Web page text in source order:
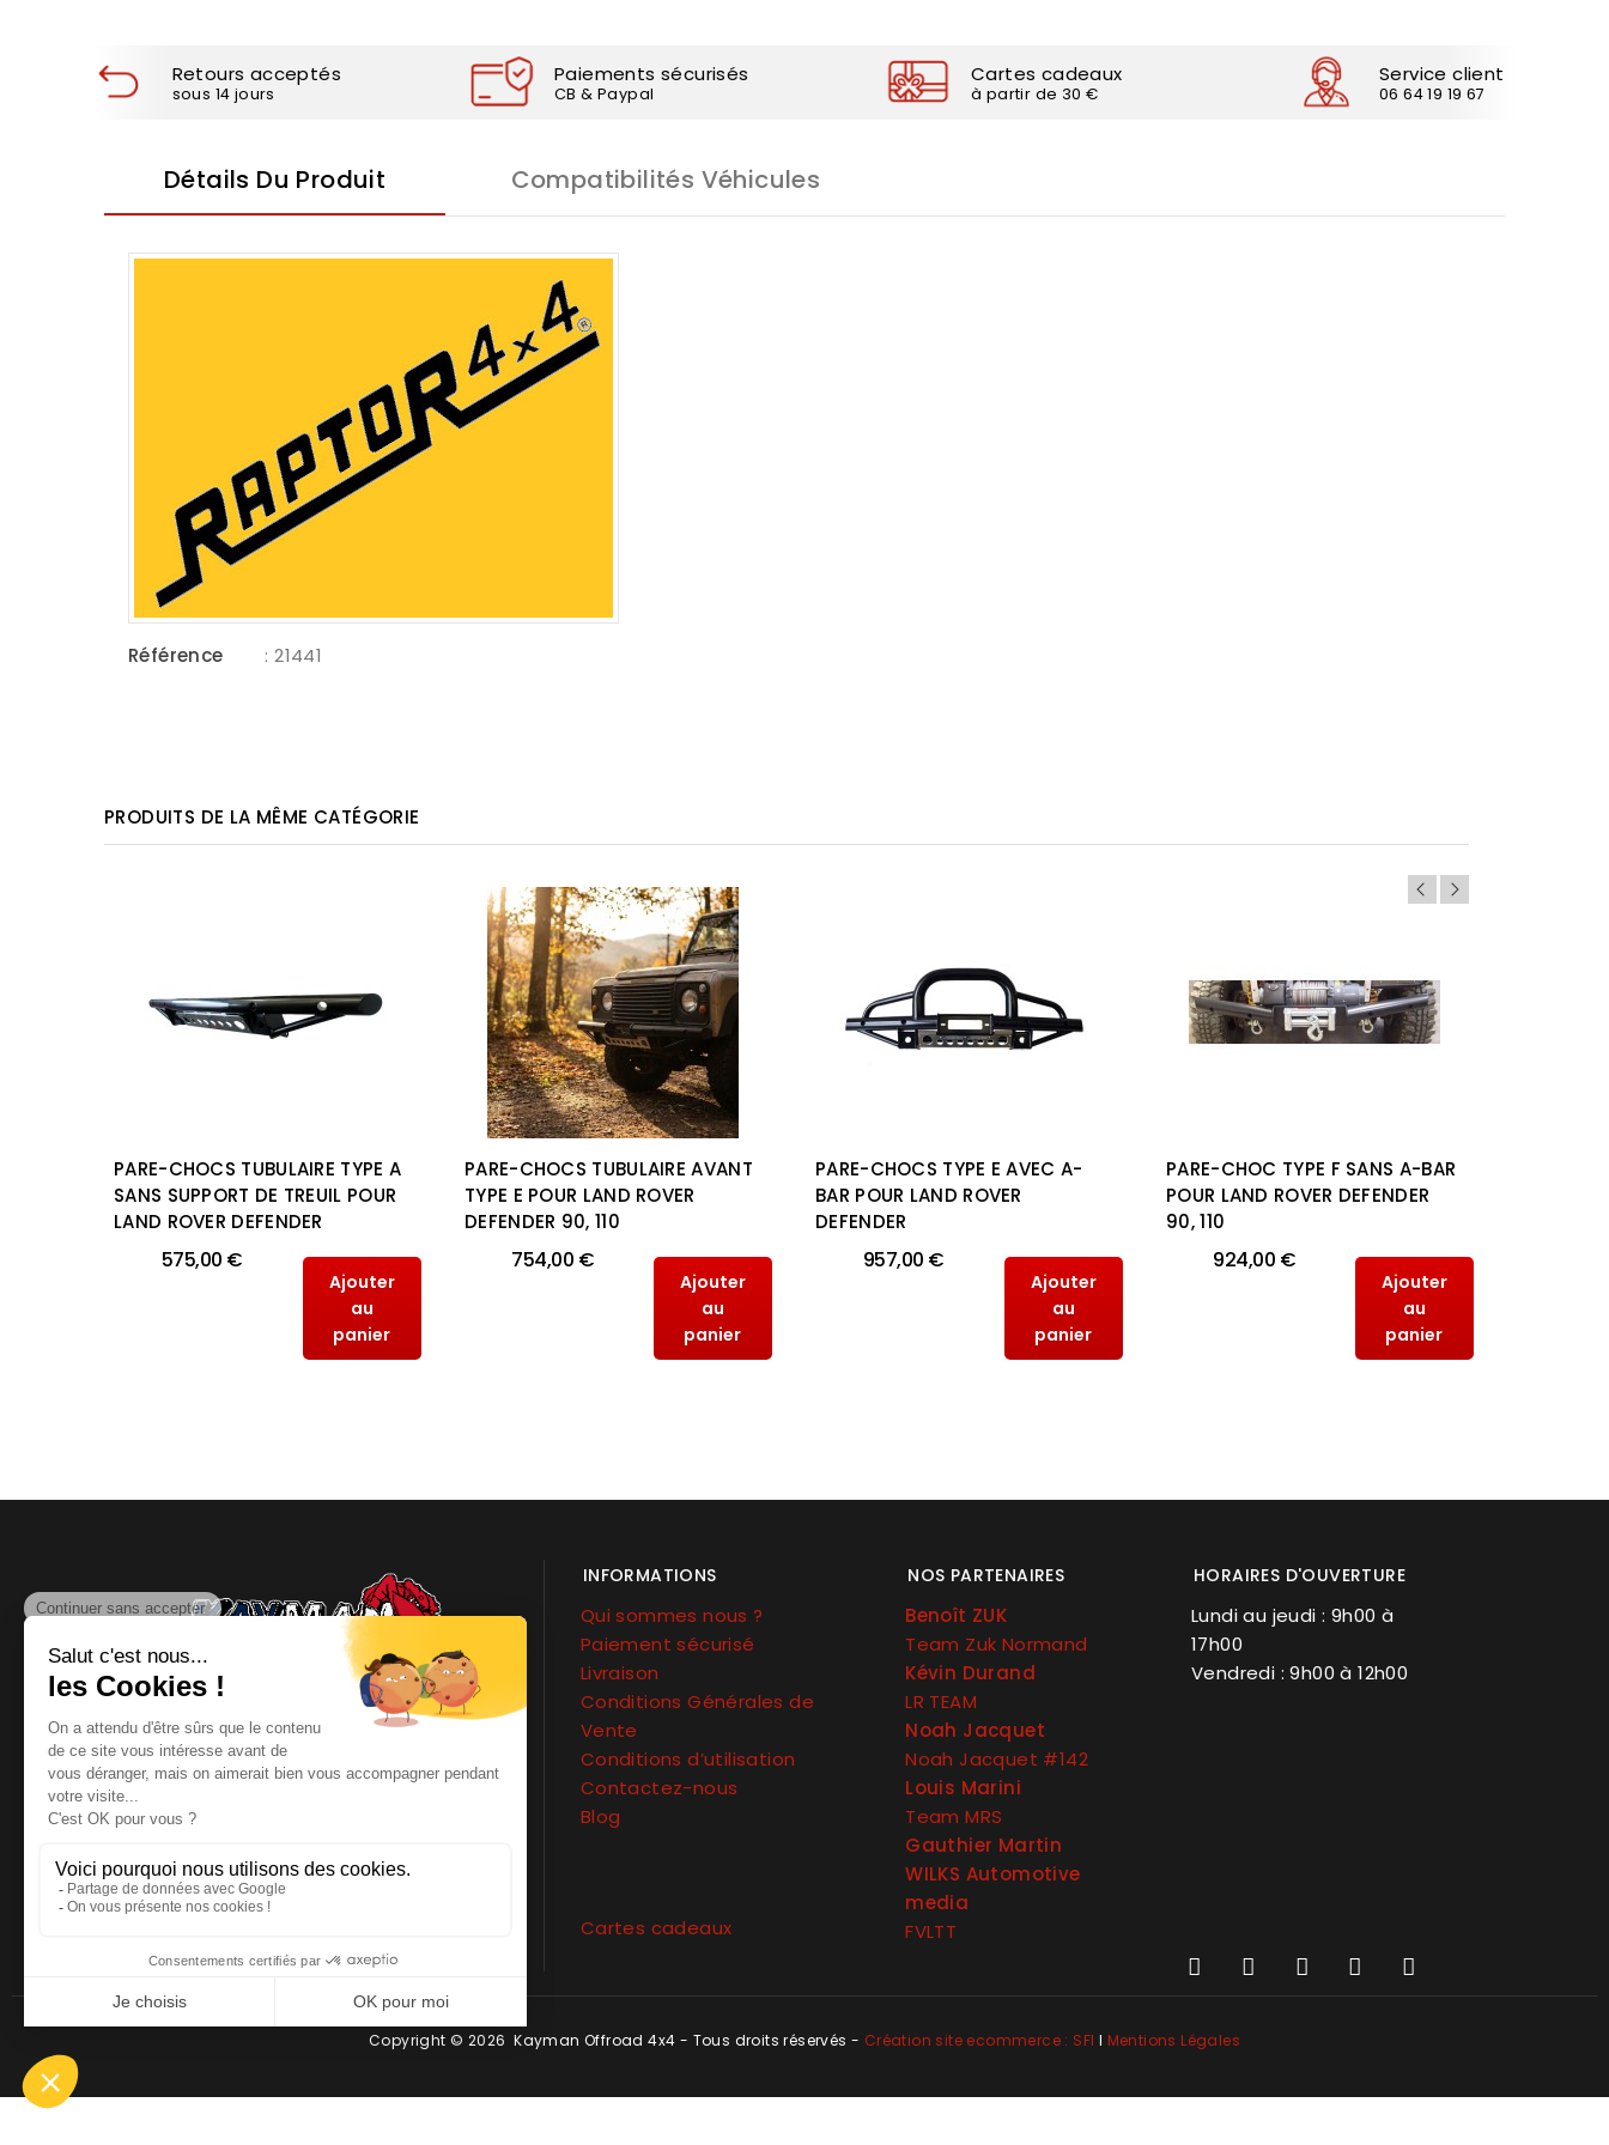
Retours acceptés
sous 14 jours
Paiements sécurisés
CB & Paypal
Cartes cadeaux
à partir de 30 €
Service client
06 64 19 19 67
Détails Du Produit Compatibilités Véhicules
Référence : 21441
PRODUITS DE LA MÊME CATÉGORIE
PARE-CHOCS TUBULAIRE TYPE A
SANS SUPPORT DE TREUIL POUR
LAND ROVER DEFENDER
575,00 €
Ajouter
au
panier
PARE-CHOCS TUBULAIRE AVANT
TYPE E POUR LAND ROVER
DEFENDER 90, 110
754,00 €
Ajouter
au
panier
PARE-CHOCS TYPE E AVEC A-
BAR POUR LAND ROVER
DEFENDER
957,00 €
Ajouter
au
panier
PARE-CHOC TYPE F SANS A-BAR
POUR LAND ROVER DEFENDER
90, 110
924,00 €
Ajouter
au
panier
NOUS CONTACTER
Email
offroad.fr
INFORMATIONS
Qui sommes nous ?
Paiement sécurisé
Livraison
Conditions Générales de
Vente
Conditions d’utilisation
Contactez-nous
Blog
Cartes cadeaux
NOS PARTENAIRES
Benoît ZUK
Team Zuk Normand
Kévin Durand
LR TEAM
Noah Jacquet
Noah Jacquet #142
Louis Marini
Team MRS
Gauthier Martin
WILKS Automotive
media
FVLTT
HORAIRES D'OUVERTURE
Lundi au jeudi : 9h00 à
17h00
Vendredi : 9h00 à 12h00
Copyright © 2026 Kayman Offroad 4x4 - Tous droits réservés - Création site ecommerce : SFI l Mentions Légales